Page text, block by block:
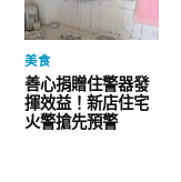
美食
善心捐贈住警器發
揮效益！新店住宅
火警搶先預警